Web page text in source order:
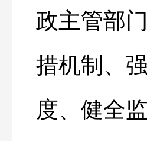
政主管部
措机制、
度、健全